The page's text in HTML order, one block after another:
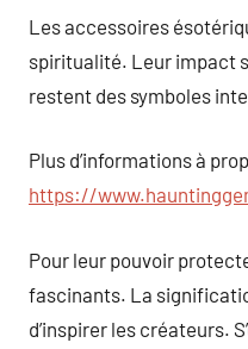
Les accessoires
spiritualité. Leur impact
restent des symboles
Plus d’informations à
https://
Pour leur pouvoir
fascinants. La
d’inspirer les créateurs.